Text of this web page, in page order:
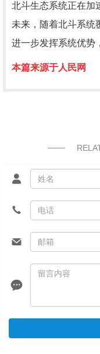
北斗生态系统正在加
未来，随着北斗系统
进一步发挥系统优势
本篇来源于人民网